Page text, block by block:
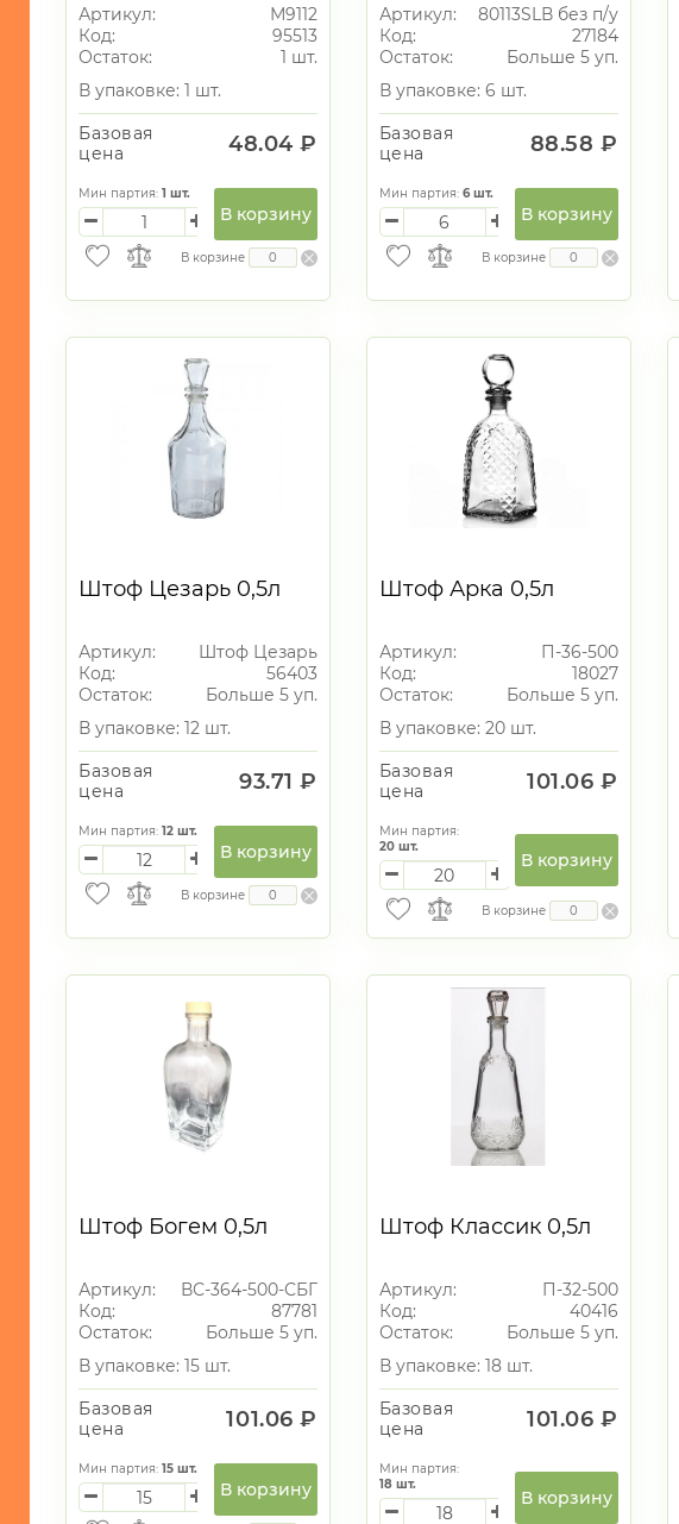
БЫТОВАЯ
ТЕХНИКА
ИГРУШКИ
ИНТЕРЬЕР
ХОЗЯЙСТВЕННЫЕ
ТОВАРЫ
ТОВАРЫ
ГАЛАНТЕРЕЯ
МОРСКАЯ
ОГОРОД
Новогодний
ассортимент
Графины/
Штофы
Кувшины
51
Лимонадницы
1
Артикул:
М9112
Код:
95513
Остаток:
1 шт.
В упаковке: 1 шт.
Базовая
цена
48.04 ₽
Мин партия: 1 шт.
В корзину
В корзине
Артикул:
80113SLВ без п/у
Код:
27184
Остаток:
Больше 5 уп.
В упаковке: 6 шт.
Базовая
цена
88.58 ₽
Мин партия: 6шт.
В корзину
В корзине
Штоф Цезарь 0,5л
Артикул:
Штоф Цезарь
Код:
56403
Остаток:
Больше 5 уп.
В упаковке: 12 шт.
Базовая
цена
93.71 ₽
Мин партия: 12 шт.
В корзину
В корзине
Штоф Арка 0,5л
Артикул:
П-36-500
Код:
18027
Остаток:
Больше 5 уп.
В упаковке: 20 шт.
Базовая
цена
101.06 ₽
Мин партия:
20шт.
В корзину
В корзине
Штоф Богем 0,5л
Артикул:
ВС-364-500-СБГ
Код:
87781
Остаток:
Больше 5 уп.
В упаковке: 15 шт.
Базовая
цена
101.06 ₽
Мин партия: 15 шт.
В корзину
Штоф Классик 0,5л
Артикул:
П-32-500
Код:
40416
Остаток:
Больше 5 уп.
В упаковке: 18 шт.
Базовая
цена
101.06 ₽
Мин партия:
18шт.
В корзину